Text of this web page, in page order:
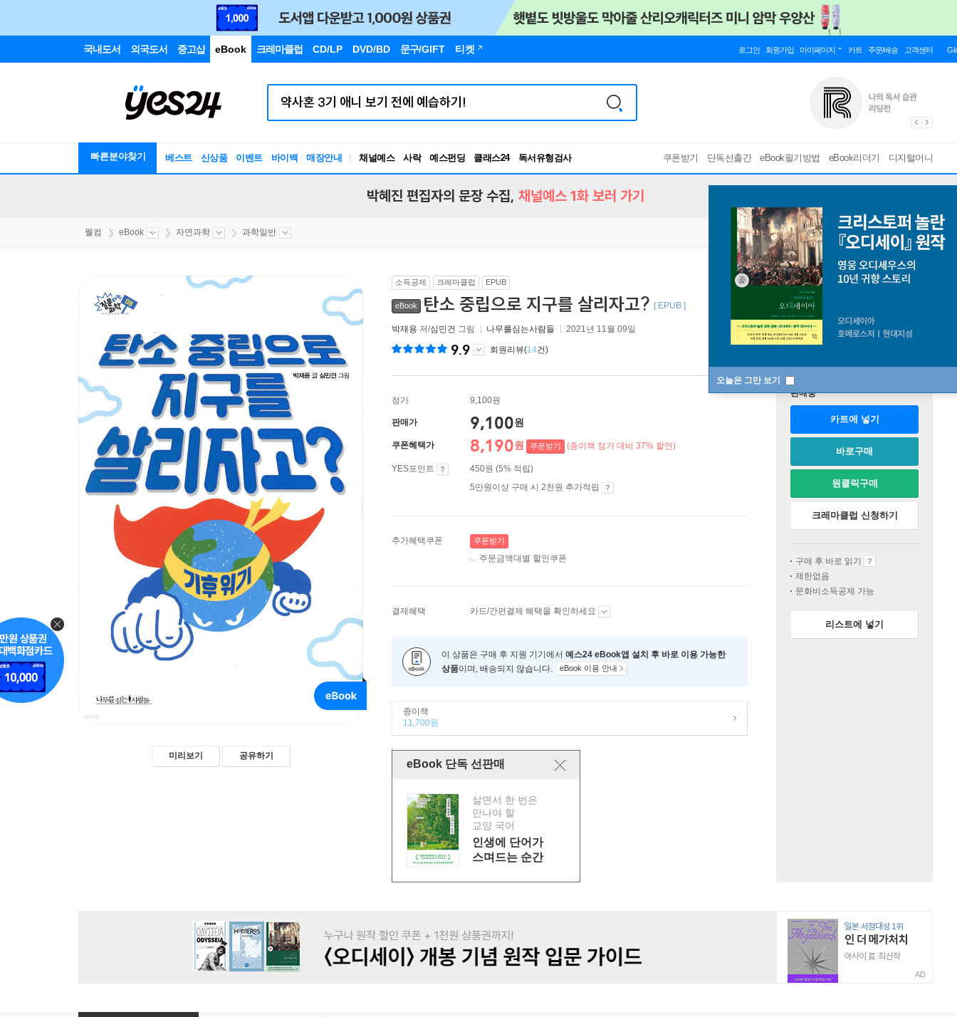
국내도서 외국도서 중고샵 eBook 크레마클럽 CD/LP DVD/BD 문구/GIFT 티켓 로그인 회원가입 마이페이지 카트 주문/배송 고객센터
빠른분야찾기 베스트 신상품 이벤트 바이백 매장안내 채널예스 사락 예스펀딩 클래스24
독서유형검사
RBTI Lab
쿠폰받기 단독선출간 eBook필기방법 eBook리더기 디지털머니
오늘은 그만 보기
박혜진 편집자의 문장 수집, 채널예스 1화 보러 가기
웰컴 eBook 자연과학 과학일반
미리보기 공유하기
소득공제 크레마클럽 EPUB
eBook 탄소 중립으로 지구를 살리자고? [ EPUB ]
박재용 저/심민건 그림 나무를심는사람들 2021년 11월 09일
9.9 회원리뷰(14건)
정가 9,100원
판매가 9,100원
쿠폰혜택가 8,190원 쿠폰받기 (종이책 정가 대비 37% 할인)
YES포인트
450원 (5% 적립)
5만원이상 구매 시 2천원 추가적립
추가혜택쿠폰 쿠폰받기
주문금액대별 할인쿠폰
결제혜택 카드/간편결제 혜택을 확인하세요
이 상품은 구매 후 지원 기기에서 예스24 eBook앱 설치 후 바로 이용 가능한
상품이며, 배송되지 않습니다. eBook 이용 안내
종이책
11,700원
eBook 단독 선판매
살면서 한 번은
만나야 할
교양 국어
인생에 단어가
스며드는 순간
판매중
카트에 넣기
바로구매
원클릭구매
크레마클럽 신청하기
구매 후 바로 읽기
제한없음
문화비소득공제 가능
리스트에 넣기
AD